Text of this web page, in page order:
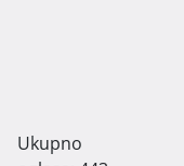
Ukupno